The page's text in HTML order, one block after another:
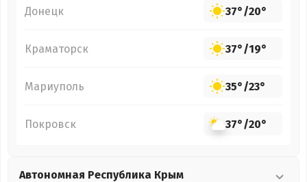
Донецк 37°/20°
Краматорск 37°/19°
Мариуполь 35°/23°
Покровск 37°/20°
Автономная Республика Крым